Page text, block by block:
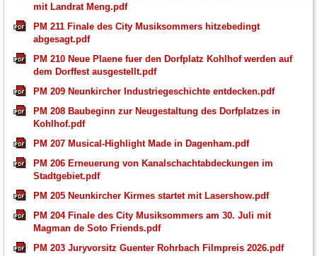
mit Landrat Meng.pdf
PM 211 Finale des City Musiksommers hitzebedingt
abgesagt.pdf
PM 210 Neue Plaene fuer den Dorfplatz Kohlhof werden auf
dem Dorffest ausgestellt.pdf
PM 209 Neunkircher Industriegeschichte entdecken.pdf
PM 208 Baubeginn zur Neugestaltung des Dorfplatzes in
Kohlhof.pdf
PM 207 Musical-Highlight Made in Dagenham.pdf
PM 206 Erneuerung von Kanalschachtabdeckungen im
Stadtgebiet.pdf
PM 205 Neunkircher Kirmes startet mit Lasershow.pdf
PM 204 Finale des City Musiksommers am 30. Juli mit
Magman de Soto Friends.pdf
PM 203 Juryvorsitz Guenter Rohrbach Filmpreis 2026.pdf